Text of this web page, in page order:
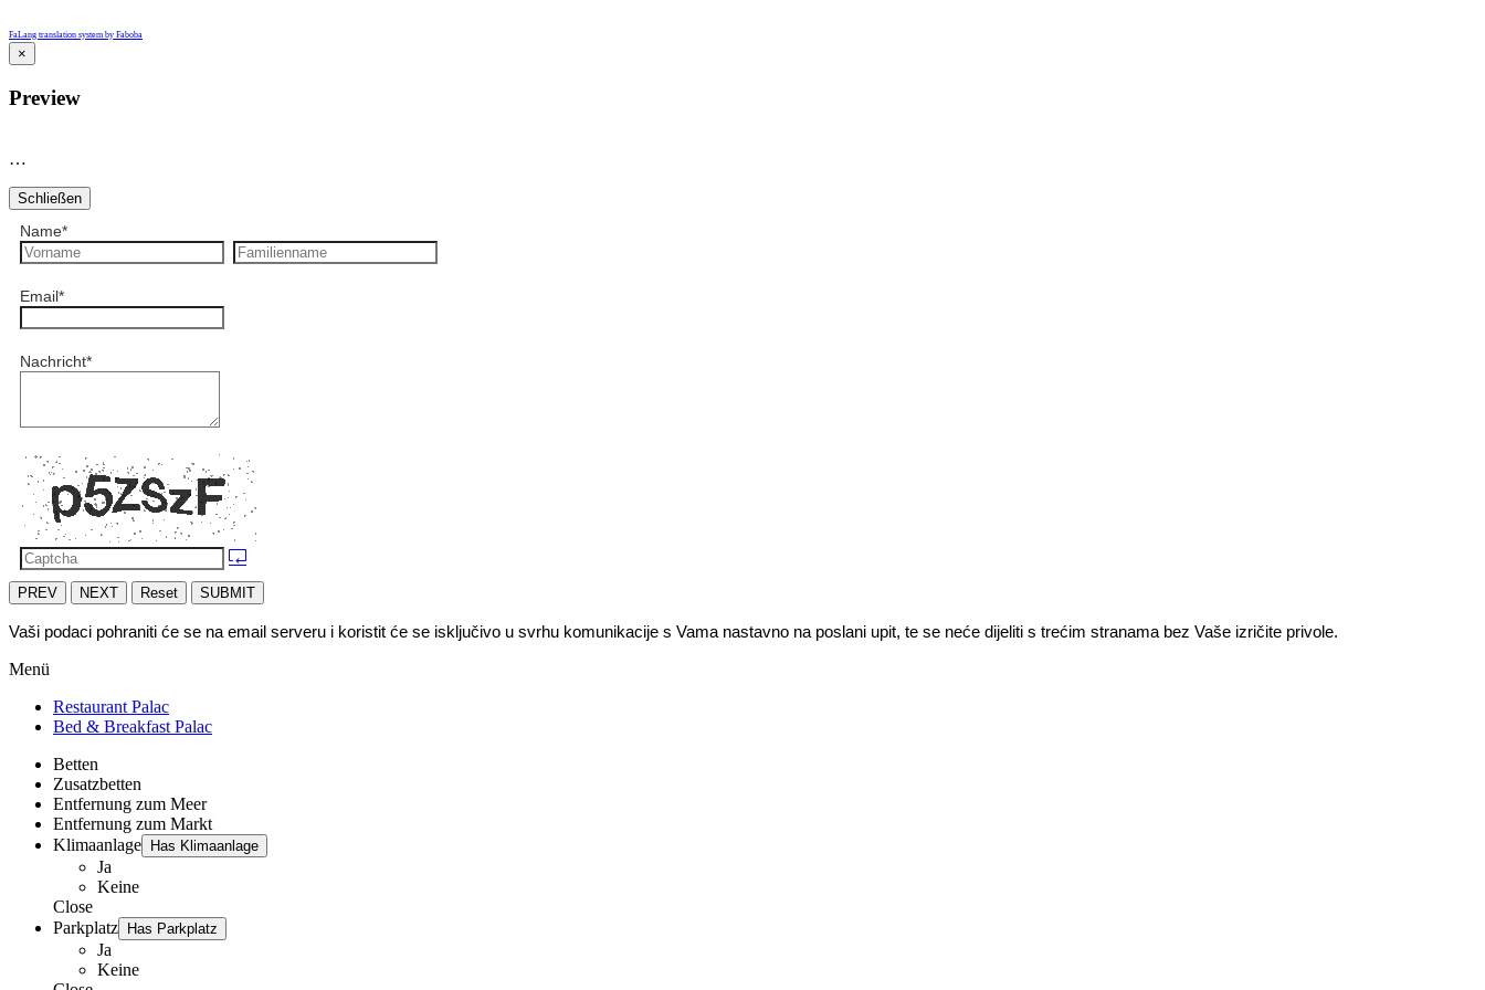
FaLang translation system by Faboba
×
Preview
…
Schließen
Name*
Email*
Nachricht*
PREV NEXT Reset SUBMIT
Vaši podaci pohraniti će se na email serveru i koristit će se isključivo u svrhu komunikacije s Vama nastavno na poslani upit, te se neće dijeliti s trećim stranama bez Vaše izričite privole.
Menü
Restaurant Palac
Bed & Breakfast Palac
Betten
Zusatzbetten
Entfernung zum Meer
Entfernung zum Markt
Klimaanlage Has Klimaanlage
Ja
Keine
Close
Parkplatz Has Parkplatz
Ja
Keine